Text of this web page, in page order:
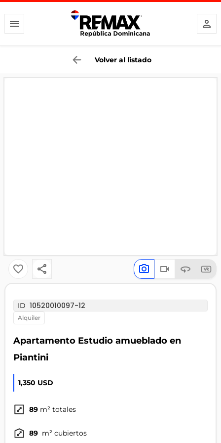
Volver al listado
ID 10520010097-12
alquiler
Apartamento Estudio amueblado en
Piantini
1,350 USD
89 m² totales
89 m² cubiertos